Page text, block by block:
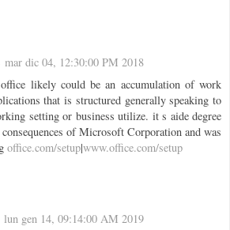
mar dic 04, 12:30:00 PM 2018
office likely could be an accumulation of work
that is structured generally speaking to
setting or business utilize. it s aide degree
of Microsoft Corporation and was
office.com/setup|www.office.com/setup
lun gen 14, 09:14:00 AM 2019